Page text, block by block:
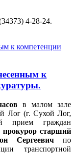
4-28-24.
к
в малом зале
Лог (г. Сухой Лог,
граждан
прокурор старший
Сергеевичпо
транспортной